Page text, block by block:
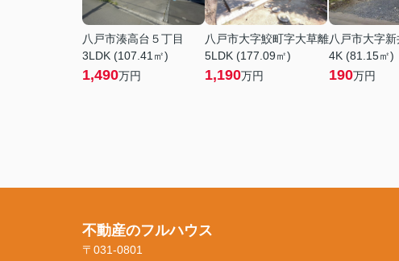
八戸市湊高台５丁目
3LDK (107.41㎡)
1,490万円
八戸市大字鮫町字大草離
5LDK (177.09㎡)
1,190万円
八戸市大字
4K (81.15㎡)
190万円
不動産のフルハウス
〒031-0801